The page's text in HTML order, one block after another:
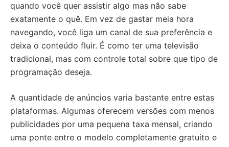
quando você quer assistir algo mas não sabe
exatamente o quê. Em vez de gastar meia hora
navegando, você liga um canal de sua preferência e
deixa o conteúdo fluir. É como ter uma televisão
tradicional, mas com controle total sobre que tipo de
programação deseja.
A quantidade de anúncios varia bastante entre estas
plataformas. Algumas oferecem versões com menos
publicidades por uma pequena taxa mensal, criando
uma ponte entre o modelo completamente gratuito e